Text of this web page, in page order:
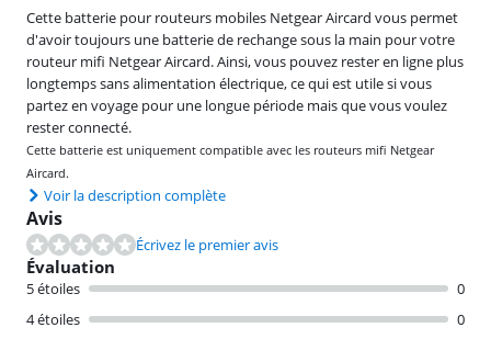
Cette batterie pour routeurs mobiles Netgear Aircard vous permet
d'avoir toujours une batterie de rechange sous la main pour votre
routeur mifi Netgear Aircard. Ainsi, vous pouvez rester en ligne plus
longtemps sans alimentation électrique, ce qui est utile si vous
partez en voyage pour une longue période mais que vous voulez
rester connecté.
Cette batterie est uniquement compatible avec les routeurs mifi Netgear
Aircard.
Voir la description complète
Avis
Écrivez le premier avis
Évaluation
5 étoiles
0
4 étoiles
0